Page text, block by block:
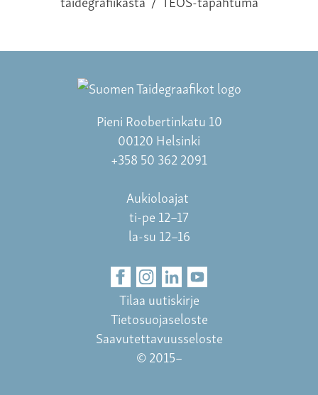
Pieni Roobertinkatu 10
00120 Helsinki
+358 50 362 2091
Aukioloajat
ti-pe 12–17
la-su 12–16
Tilaa uutiskirje
Tietosuojaseloste
Saavutettavuusseloste
© 2015–